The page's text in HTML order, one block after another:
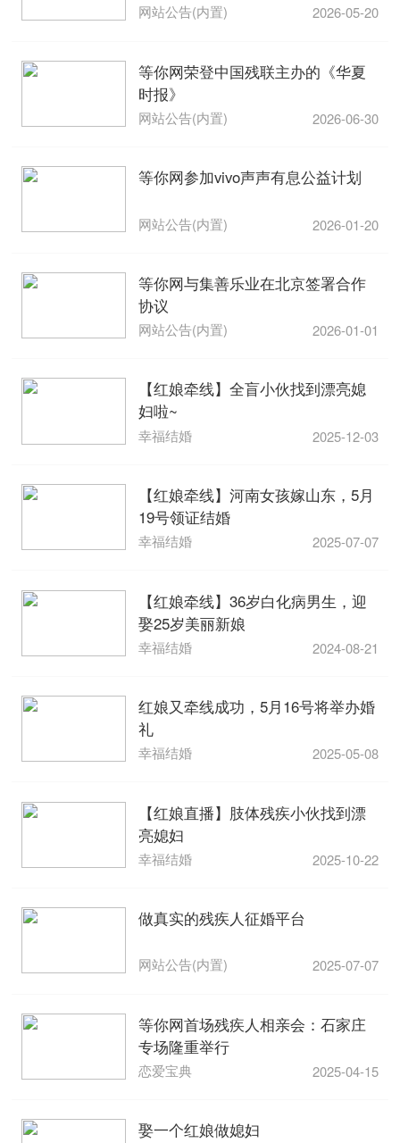
网站公告(内置) 2026-05-20
等你网荣登中国残联主办的《华夏
时报》
网站公告(内置) 2026-06-30
等你网参加vivo声声有息公益计划
网站公告(内置) 2026-01-20
等你网与集善乐业在北京签署合作
协议
网站公告(内置) 2026-01-01
【红娘牵线】全盲小伙找到漂亮媳
妇啦~
幸福结婚 2025-12-03
【红娘牵线】河南女孩嫁山东，5月
19号领证结婚
幸福结婚 2025-07-07
【红娘牵线】36岁白化病男生，迎
娶25岁美丽新娘
幸福结婚 2024-08-21
红娘又牵线成功，5月16号将举办婚
礼
幸福结婚 2025-05-08
【红娘直播】肢体残疾小伙找到漂
亮媳妇
幸福结婚 2025-10-22
做真实的残疾人征婚平台
网站公告(内置) 2025-07-07
等你网首场残疾人相亲会：石家庄
专场隆重举行
恋爱宝典 2025-04-15
娶一个红娘做媳妇